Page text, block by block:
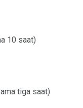
10 saat)
tiga saat)